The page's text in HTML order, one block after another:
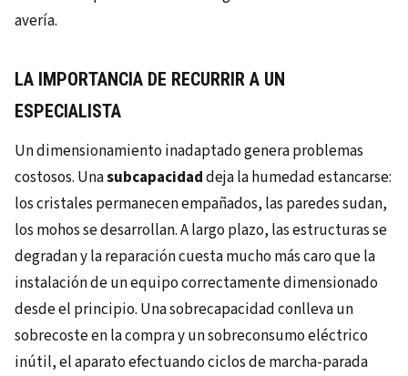
avería.
LA IMPORTANCIA DE RECURRIR A UN
ESPECIALISTA
Un dimensionamiento inadaptado genera problemas
costosos. Unasubcapacidaddeja la humedad estancarse:
los cristales permanecen empañados, las paredes sudan,
los mohos se desarrollan. A largo plazo, las estructuras se
degradan y la reparación cuesta mucho más caro que la
instalación de un equipo correctamente dimensionado
desde el principio. Una sobrecapacidad conlleva un
sobrecoste en la compra y un sobreconsumo eléctrico
inútil, el aparato efectuando ciclos de marcha-parada